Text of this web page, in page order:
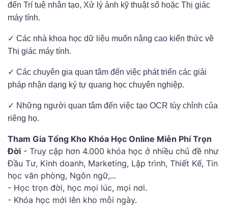
đến Trí tuệ nhân tạo, Xử lý ảnh kỹ thuật số hoặc Thị giác
máy tính.
✓ Các nhà khoa học dữ liệu muốn nâng cao kiến ​​thức về
Thị giác máy tính.
✓ Các chuyên gia quan tâm đến việc phát triển các giải
pháp nhận dạng ký tự quang học chuyên nghiệp.
✓ Những người quan tâm đến việc tạo OCR tùy chỉnh của
riêng họ.
Tham Gia Tổng Kho Khóa Học Online Miễn Phí Trọn
Đời - Truy cập hơn 4.000 khóa học ở nhiều chủ đề như
Đầu Tư, Kinh doanh, Marketing, Lập trình, Thiết Kế, Tin
học văn phòng, Ngôn ngữ,...
- Học trọn đời, học mọi lúc, mọi nơi.
- Khóa học mới lên kho mỗi ngày.